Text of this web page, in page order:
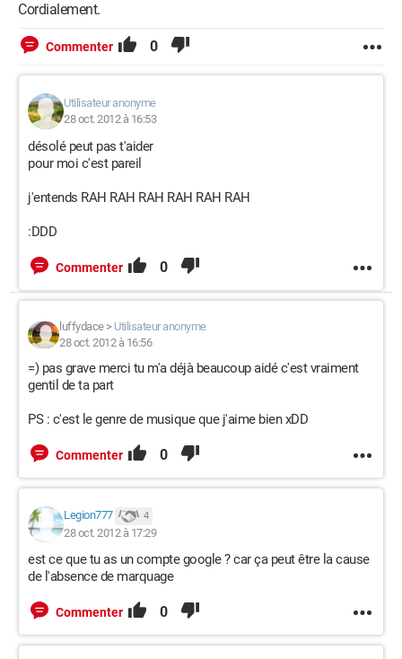
Cordialement.
Commenter 0
Utilisateur anonyme
28 oct. 2012 à 16:53
désolé peut pas t'aider
pour moi c'est pareil
j'entends RAH RAH RAH RAH RAH RAH
:DDD
Commenter 0
luffydace> Utilisateur anonyme
28 oct. 2012 à 16:56
=) pas grave merci tu m'a déjà beaucoup aidé c'est vraiment
gentil de ta part
PS : c'est le genre de musique que j'aime bien xDD
Commenter 0
Legion777 4
28 oct. 2012 à 17:29
est ce que tu as un compte google ? car ça peut être la cause
de l'absence de marquage
Commenter 0